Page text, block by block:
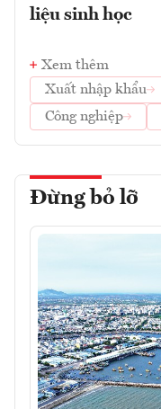
liệu sinh học
Xem thêm
Xuất nhập khẩu
Công nghiệp
Đừng bỏ lỡ